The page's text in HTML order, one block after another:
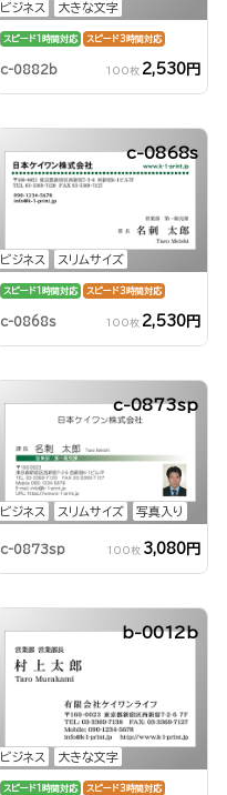
ビジネス 大きな文字
スピード1時間対応 スピード3時間対応
c-0882b 100枚 2,530円
ビジネス スリムサイズ
c-0868s
スピード1時間対応 スピード3時間対応
c-0868s 100枚 2,530円
ビジネス スリムサイズ 写真入り
c-0873sp
c-0873sp 100枚 3,080円
ビジネス 大きな文字
b-0012b
スピード1時間対応 スピード3時間対応